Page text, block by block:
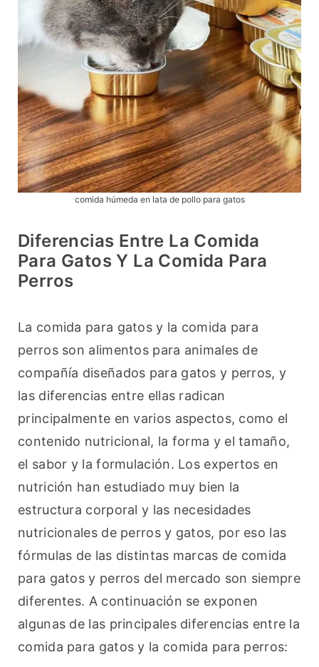
comida húmeda en lata de pollo para gatos
Diferencias Entre La Comida
Para Gatos Y La Comida Para
Perros
La comida para gatos y la comida para
perros son alimentos para animales de
compañía diseñados para gatos y perros, y
las diferencias entre ellas radican
principalmente en varios aspectos, como el
contenido nutricional, la forma y el tamaño,
el sabor y la formulación. Los expertos en
nutrición han estudiado muy bien la
estructura corporal y las necesidades
nutricionales de perros y gatos, por eso las
fórmulas de las distintas marcas de comida
para gatos y perros del mercado son siempre
diferentes. A continuación se exponen
algunas de las principales diferencias entre la
comida para gatos y la comida para perros: